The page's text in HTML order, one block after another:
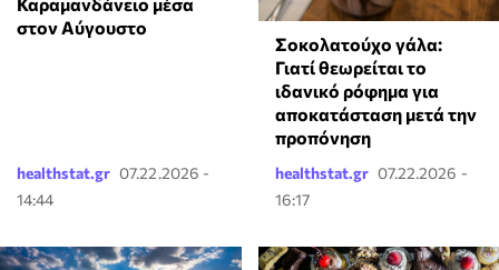
στον Αύγουστο
healthstat.gr 07.22.2026 -
14:44
Σοκολατούχο γάλα:
Γιατί θεωρείται το
ιδανικό ρόφημα για
αποκατάσταση μετά την
προπόνηση
healthstat.gr 07.22.2026 -
16:17